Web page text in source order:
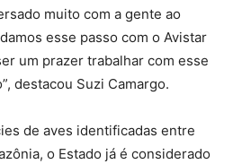
muito com a gente ao
esse passo com o Avistar
um prazer trabalhar com esse
destacou Suzi Camargo.
de aves identificadas entre
o Estado já é considerado